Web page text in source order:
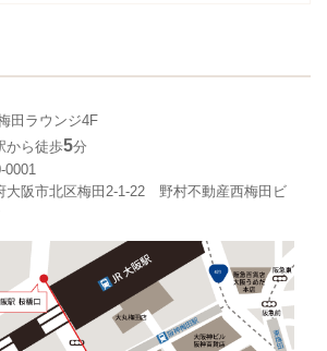
田ラウンジ4F
から徒歩5分
0001
大阪市北区梅田2-1-22 野村不動産西梅田ビ